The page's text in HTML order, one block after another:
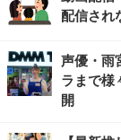
配信され
声優・雨
ラまで様
開